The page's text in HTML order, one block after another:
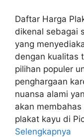
Daftar Harga
dikenal sebagai
yang
dengan kualitas
pilihan populer
penghargaan
nuansa alami
akan
plakat kayu di
Selengkapnya